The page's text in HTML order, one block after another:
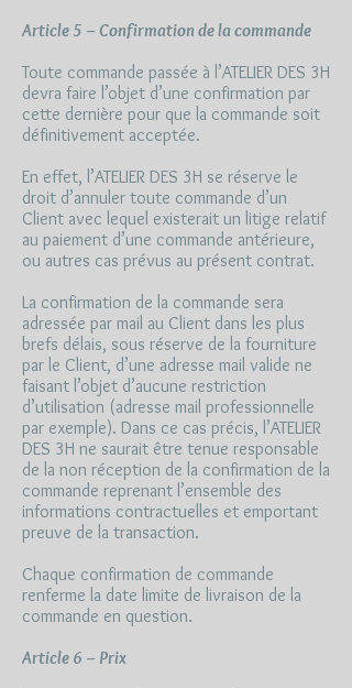
Article 5 – Confirmation de la commande
Toute commande passée à l’ATELIER DES 3H
devra faire l’objet d’une confirmation par
cette dernière pour que la commande soit
définitivement acceptée.
En effet, l’ATELIER DES 3H se réserve le
droit d’annuler toute commande d’un
Client avec lequel existerait un litige relatif
au paiement d’une commande antérieure,
ou autres cas prévus au présent contrat.
La confirmation de la commande sera
adressée par mail au Client dans les plus
brefs délais, sous réserve de la fourniture
par le Client, d’une adresse mail valide ne
faisant l’objet d’aucune restriction
d’utilisation (adresse mail professionnelle
par exemple). Dans ce cas précis, l’ATELIER
DES 3H ne saurait être tenue responsable
de la non réception de la confirmation de la
commande reprenant l’ensemble des
informations contractuelles et emportant
preuve de la transaction.
Chaque confirmation de commande
renferme la date limite de livraison de la
commande en question.
Article 6 – Prix